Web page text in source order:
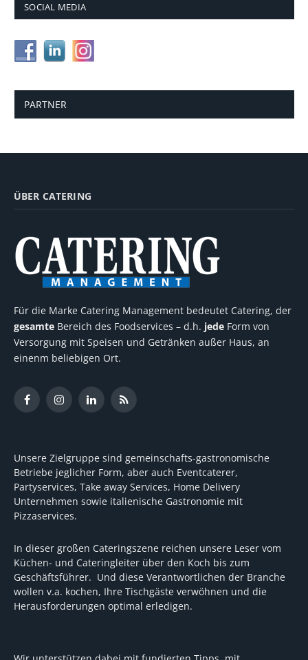
SOCIAL MEDIA
PARTNER
ÜBER CATERING
Für die Marke Catering Management bedeutet Catering, der
gesamte Bereich des Foodservices – d.h. jede Form von
Versorgung mit Speisen und Getränken außer Haus, an
einenm beliebigen Ort.
FacebookInstagramLinkedInRSS
Unsere Zielgruppe sind gemeinschafts-gastronomische
Betriebe jeglicher Form, aber auch Eventcaterer,
Partyservices, Take away Services, Home Delivery
Unternehmen sowie italienische Gastronomie mit
Pizzaservices.
In dieser großen Cateringszene reichen unsere Leser vom
Küchen- und Cateringleiter über den Koch bis zum
Geschäftsführer. Und diese Verantwortlichen der Branche
wollen v.a. kochen, Ihre Tischgäste verwöhnen und die
Herausforderungen optimal erledigen.